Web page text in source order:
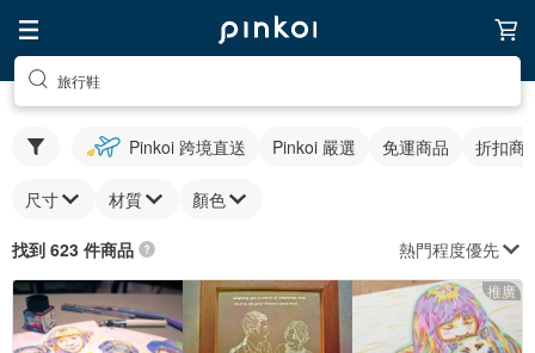
旅行鞋
Pinkoi 跨境直送 Pinkoi 嚴選 免運商品 折扣商
尺寸 材質 顏色
找到 623 件商品 熱門程度優先
推廣